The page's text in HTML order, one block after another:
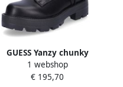
GUESS Yanzy chunky
veterboots zwart
1 webshop
€ 195,70